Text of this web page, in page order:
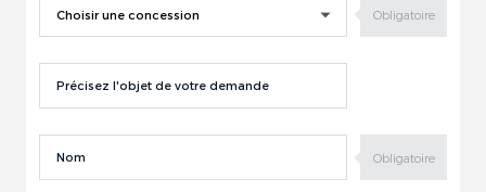
Précisez l'objet de votre demande
Nom